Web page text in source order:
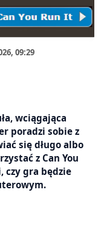
09:29
wciągająca
poradzi sobie z
się długo albo
z Can You
czy gra będzie